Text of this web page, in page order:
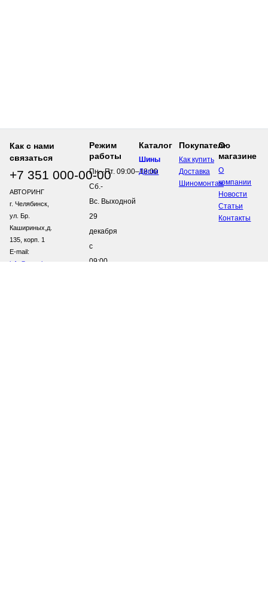
Как с нами
связаться
+7 351 000-00-00
АВТОРИНГ
г. Челябинск,
ул. Бр.
Кашириных,д.
135, корп. 1
E-mail:
info@avtoring.com
Режим
работы
Пн.–Пт. 09:00–18:00
Сб.-
Вс. Выходной
29
декабря
с
09:00
Каталог
Шины
Диски
Покупателю
Как купить
Доставка
Шиномонтаж
О
магазине
О
компании
Новости
Статьи
Контакты